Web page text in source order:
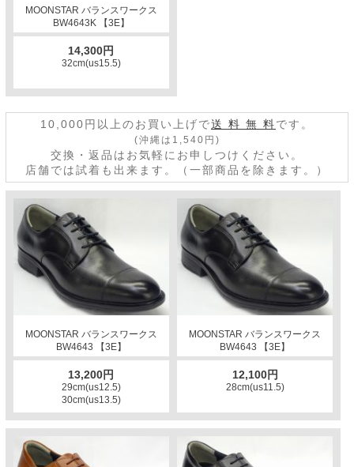
MOONSTAR バランスワークス
BW4643K 【3E】
14,300円
32cm(us15.5)
10,000円以上のお買い上げで送 料 無 料です。
(沖縄は1,540円)
交換・返品はお気軽にお申しつけください。
店舗では試着も出来ます。（一部商品を除きます。）
MOONSTAR バランスワークス
BW4643 【3E】
13,200円
29cm(us12.5)
30cm(us13.5)
MOONSTAR バランスワークス
BW4643 【3E】
12,100円
28cm(us11.5)